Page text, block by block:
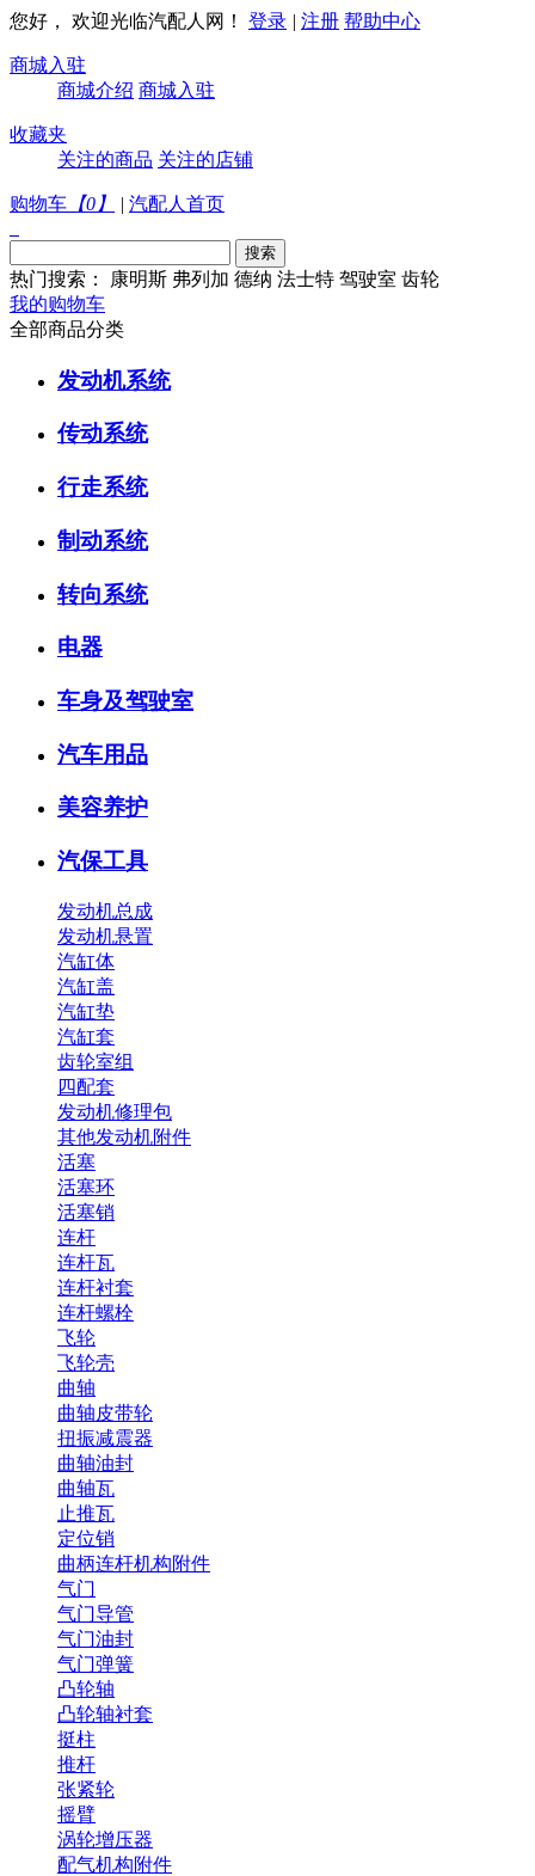
您好， 欢迎光临汽配人网！ 登录 | 注册 帮助中心
商城入驻
商城介绍 商城入驻
收藏夹
关注的商品 关注的店铺
购物车 【0 】 | 汽配人首页
热门搜索： 康明斯 弗列加 德纳 法士特 驾驶室 齿轮
我的购物车
全部商品分类
发动机系统
传动系统
行走系统
制动系统
转向系统
电器
车身及驾驶室
汽车用品
美容养护
汽保工具
发动机总成
发动机悬置
汽缸体
汽缸盖
汽缸垫
汽缸套
齿轮室组
四配套
发动机修理包
其他发动机附件
活塞
活塞环
活塞销
连杆
连杆瓦
连杆衬套
连杆螺栓
飞轮
飞轮壳
曲轴
曲轴皮带轮
扭振减震器
曲轴油封
曲轴瓦
止推瓦
定位销
曲柄连杆机构附件
气门
气门导管
气门油封
气门弹簧
凸轮轴
凸轮轴衬套
挺柱
推杆
张紧轮
摇臂
涡轮增压器
配气机构附件